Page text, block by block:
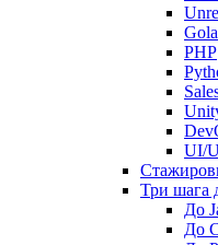
PHP
UI/
Три шага
До
До